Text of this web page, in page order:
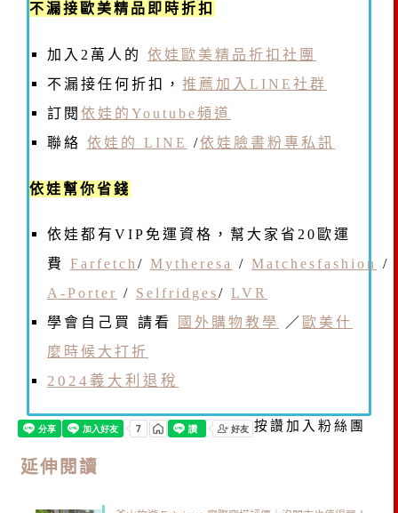
不漏接歐美精品即時折扣
加入2萬人的 依娃歐美精品折扣社團
不漏接任何折扣， 推薦加入LINE社群
訂閱 依娃的Youtube頻道
聯絡 依娃的 LINE /依娃臉書粉專私訊
依娃幫你省錢
依娃都有VIP免運資格，幫大家省20歐運
費 Farfetch / Mytheresa / Matchesfashion /
A-Porter / Selfridges/ LVR
學會自己買 請看
國外購物教學 ／ 歐美什
麼時候大打折
2024義大利退稅
按讚加入粉絲團
延伸閱讀